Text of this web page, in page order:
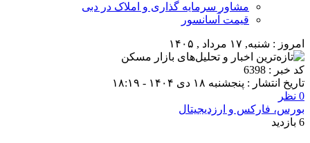
مشاور سرمایه گذاری و املاک در دبی
قیمت آسانسور
امروز : شنبه, ۱۷ مرداد , ۱۴۰۵
کد خبر : 6398
تاریخ انتشار : پنجشنبه ۱۸ دی ۱۴۰۴ - ۱۸:۱۹
0 نظر
بورس، فارکس و ارزدیجیتال
6 بازدید